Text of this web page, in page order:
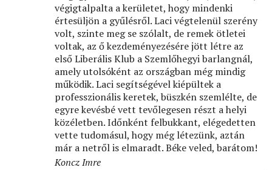
végigtalpalta a kerületet, hogy mindenki
értesüljön a gyűlésről. Laci végtelenül szerény
volt, szinte meg se szólalt, de remek ötletei
voltak, az ő kezdeményezésére jött létre az
első Liberális Klub a Szemlőhegyi barlangnál,
amely utolsóként az országban még mindig
működik. Laci segítségével kiépültek a
professzionális keretek, büszkén szemlélte, de
egyre kevésbé vett tevőlegesen részt a helyi
közéletben. Időnként felbukkant, elégedetten
vette tudomásul, hogy még létezünk, aztán
már a netről is elmaradt. Béke veled, barátom!
Koncz Imre